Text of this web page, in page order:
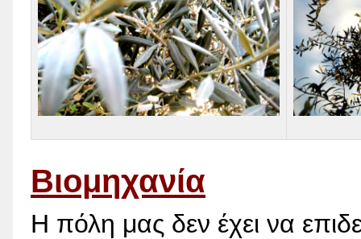
Βιομηχανία
Η πόλη μας δεν έχει να